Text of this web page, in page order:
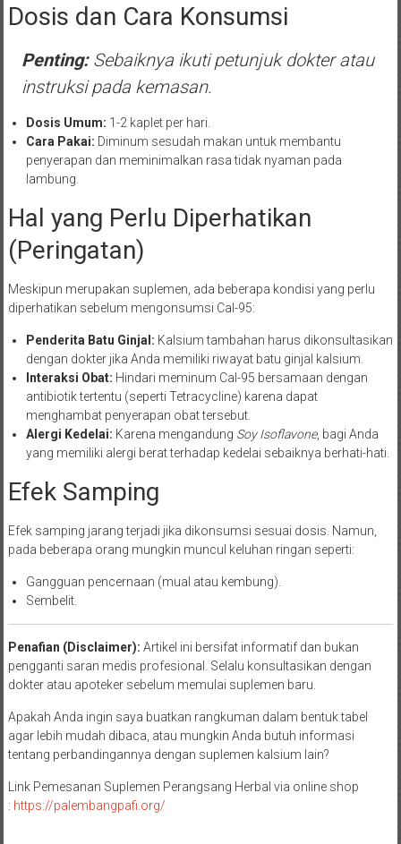
Dosis dan Cara Konsumsi
Penting:Sebaiknya ikuti petunjuk dokter atau
instruksi pada kemasan.
Dosis Umum: 1-2 kaplet per hari.
Cara Pakai: Diminum sesudah makan untuk membantu
penyerapan dan meminimalkan rasa tidak nyaman pada
lambung.
Hal yang Perlu Diperhatikan
(Peringatan)
Meskipun merupakan suplemen, ada beberapa kondisi yang perlu
diperhatikan sebelum mengonsumsi Cal-95:
Penderita Batu Ginjal: Kalsium tambahan harus dikonsultasikan
dengan dokter jika Anda memiliki riwayat batu ginjal kalsium.
Interaksi Obat: Hindari meminum Cal-95 bersamaan dengan
antibiotik tertentu (seperti Tetracycline) karena dapat
menghambat penyerapan obat tersebut.
Alergi Kedelai: Karena mengandung Soy Isoflavone, bagi Anda
yang memiliki alergi berat terhadap kedelai sebaiknya berhati-hati.
Efek Samping
Efek samping jarang terjadi jika dikonsumsi sesuai dosis. Namun,
pada beberapa orang mungkin muncul keluhan ringan seperti:
Gangguan pencernaan (mual atau kembung).
Sembelit.
Penafian (Disclaimer): Artikel ini bersifat informatif dan bukan
pengganti saran medis profesional. Selalu konsultasikan dengan
dokter atau apoteker sebelum memulai suplemen baru.
Apakah Anda ingin saya buatkan rangkuman dalam bentuk tabel
agar lebih mudah dibaca, atau mungkin Anda butuh informasi
tentang perbandingannya dengan suplemen kalsium lain?
Link Pemesanan Suplemen Perangsang Herbal via online shop
: https://palembangpafi.org/